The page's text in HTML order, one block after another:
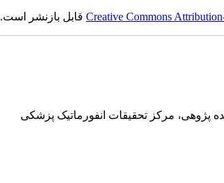
Creative Commonsقابل بازنشر است.
پژوهی، مرکز تحقیقات انفورماتیک پزشکی